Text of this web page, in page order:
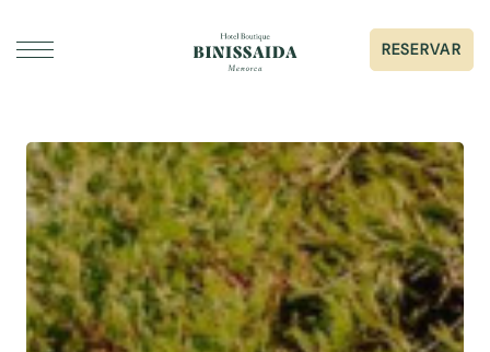
RESERVAR
DORMIR
GASTRONOMIA
ESDEVENIMENTS I CASAMENTS
GALERIA